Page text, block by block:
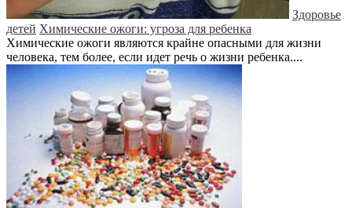
Здоровье
детей Химические ожоги: угроза для ребенка
Химические ожоги являются крайне опасными для жизни
человека, тем более, если идет речь о жизни ребенка....